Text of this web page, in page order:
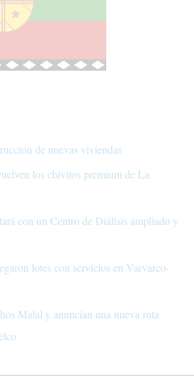
de nuevas viviendas
los chivitos premium de La
con un Centro de Diálisis ampliado y
lotes con servicios en Varvarco-
Malal y anuncian una nueva ruta